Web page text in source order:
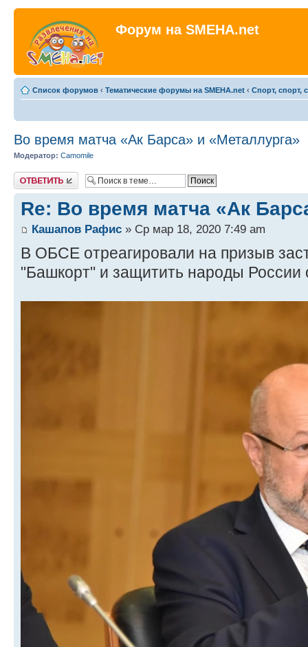
Форум на SMEHA.net
Список форумов ‹ Тематические форумы на SMEHA.net ‹ Спорт, спорт,
Во время матча «Ак Барса» и «Металлурга»
Модератор: Camomile
Ответить
Re: Во время матча «Ак
Кашапов Рафис » Ср мар 18, 2020 7:49 am
В ОБСЕ отреагировали на призыв
"Башкорт" и защитить народы России